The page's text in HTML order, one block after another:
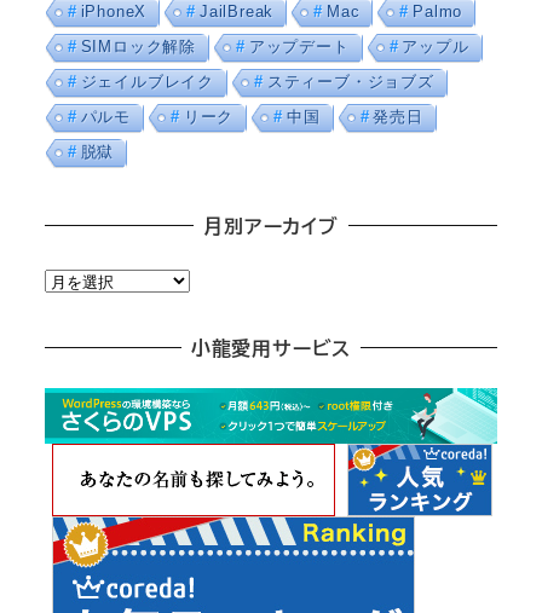
iPhoneX
JailBreak Mac
Palmo
SIMロック解除
アップデート
アップル
ジェイルブレイク
スティーブ・ジョブズ
パルモ
リーク 中国
発売日
脱獄
月別アーカイブ
月
カ
小龍愛用サービス